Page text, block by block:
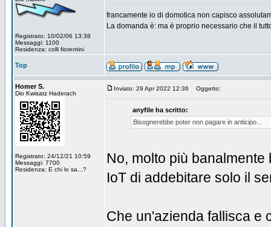
Registrato: 10/02/06 13:38
Messaggi: 1100
Residenza: colli fiorentini
francamente io di domotica non capisco
La domanda è: ma è proprio necessario che il
Top
Homer S.
Dio Kwisatz Haderach
Registrato: 24/12/21 10:59
Messaggi: 7700
Residenza: E chi lo sa...?
Inviato: 29 Apr 2022 12:36 Oggetto:
anyfile ha scritto:
Bisognerebbe poter non pagare in anticipo...
No, molto più
IoT di addebitare solo il
Che un'azienda fallisca e